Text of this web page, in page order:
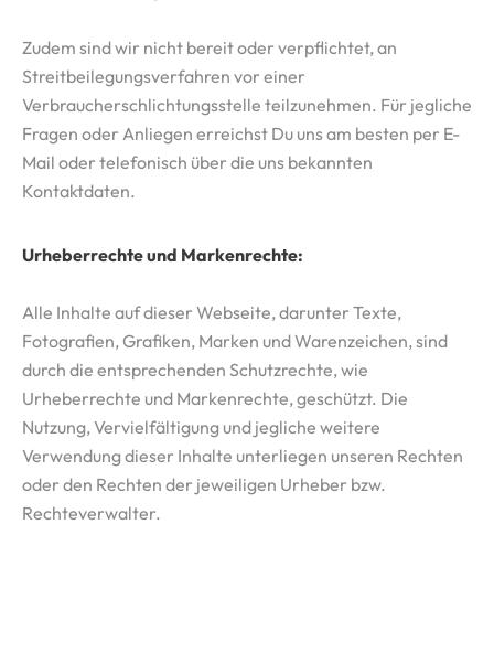
Zudem sind wir nicht bereit oder verpflichtet, an
Streitbeilegungsverfahren vor einer
Verbraucherschlichtungsstelle teilzunehmen. Für jegliche
Fragen oder Anliegen erreichst Du uns am besten per E-
Mail oder telefonisch über die uns bekannten
Kontaktdaten.
Urheberrechte und Markenrechte:
Alle Inhalte auf dieser Webseite, darunter Texte,
Fotografien, Grafiken, Marken und Warenzeichen, sind
durch die entsprechenden Schutzrechte, wie
Urheberrechte und Markenrechte, geschützt. Die
Nutzung, Vervielfältigung und jegliche weitere
Verwendung dieser Inhalte unterliegen unseren Rechten
oder den Rechten der jeweiligen Urheber bzw.
Rechteverwalter.